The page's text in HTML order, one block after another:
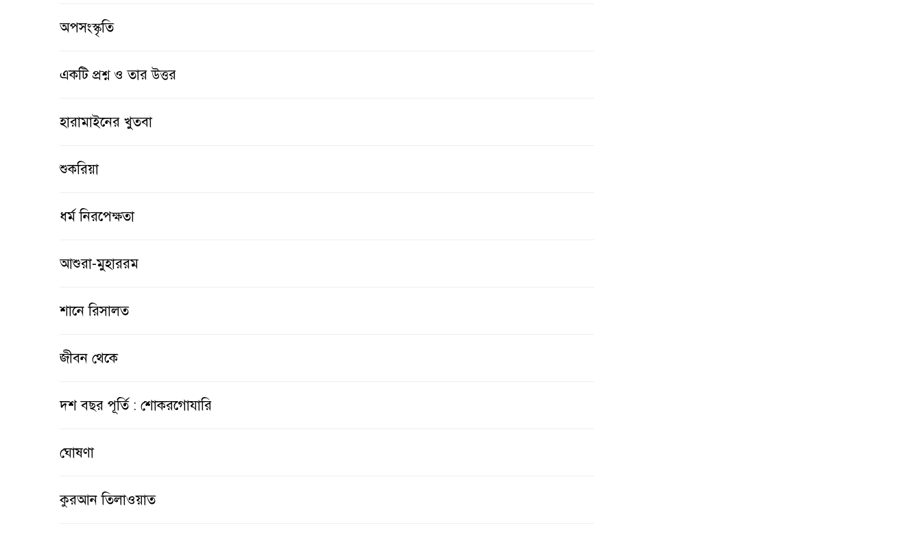
অপসংস্কৃতি
একটি প্রশ্ন ও তার উত্তর
হারামাইনের খুতবা
শুকরিয়া
ধর্ম নিরপেক্ষতা
আশুরা-মুহাররম
শানে রিসালত
জীবন থেকে
দশ বছর পূর্তি : শোকরগোযারি
ঘোষণা
কুরআন তিলাওয়াত